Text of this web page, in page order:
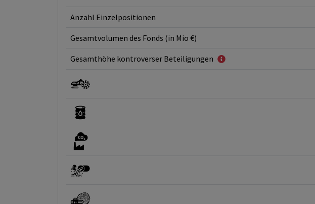
Anzahl Einzelpositionen
Gesamtvolumen des Fonds (in Mio €)
Gesamthöhe kontroverser Beteiligungen